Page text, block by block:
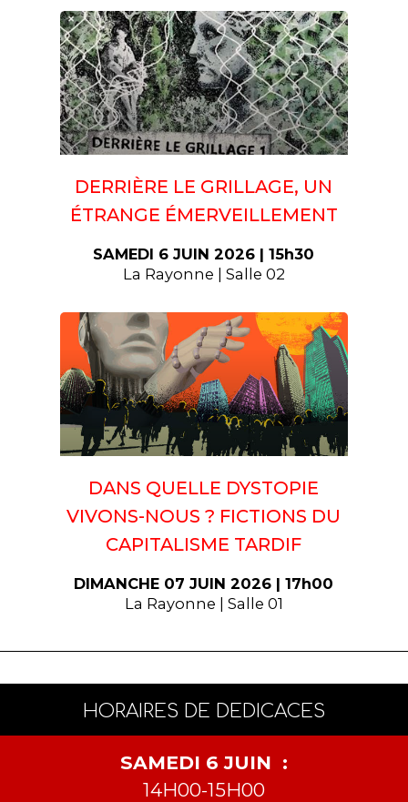
DERRIÈRE LE GRILLAGE, UN
ÉTRANGE ÉMERVEILLEMENT
SAMEDI 6 JUIN 2026 | 15h30
La Rayonne | Salle 02
DANS QUELLE DYSTOPIE
VIVONS-NOUS ? FICTIONS DU
CAPITALISME TARDIF
DIMANCHE 07 JUIN 2026 | 17h00
La Rayonne | Salle 01
HORAIRES DE DEDICACES
SAMEDI 6 JUIN :
14H00-15H00